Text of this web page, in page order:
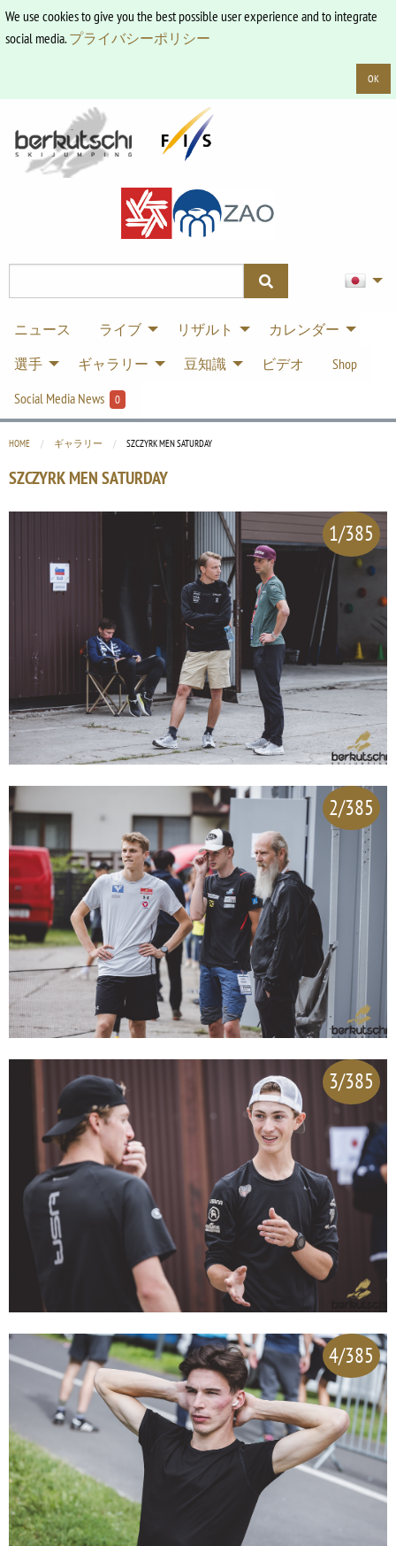
We use cookies to give you the best possible user experience and to integrate
social media.プライバシーポリシー
OK
ニュース ライブ リザルト
カレンダー
選手
ギャラリー 豆知識 ビデオ
Shop
Social Media News
0
HOME ギャラリー CURRENT:
SZCZYRK MEN SATURDAY
SZCZYRK MEN SATURDAY
1/385
2/385
3/385
4/385